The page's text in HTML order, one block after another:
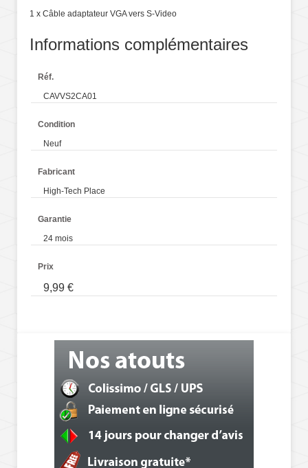
1 x Câble adaptateur VGA vers S-Video
Informations complémentaires
Réf.
CAVVS2CA01
Condition
Neuf
Fabricant
High-Tech Place
Garantie
24 mois
Prix
9,99 €